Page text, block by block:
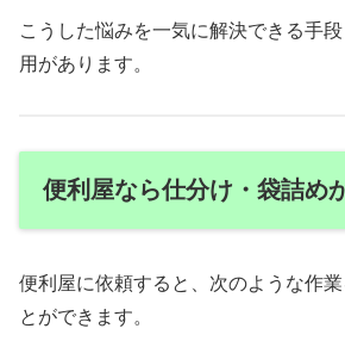
こうした悩みを一気に解決できる手
用があります。
便利屋なら仕分け・袋詰め
便利屋に依頼すると、次のような作
とができます。